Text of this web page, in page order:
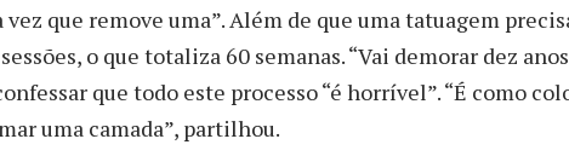
vez que remove uma”. Além de que uma tatuagem
o que totaliza 60 semanas. “Vai demorar dez
que todo este processo “é horrível”. “É como
uma camada”, partilhou.